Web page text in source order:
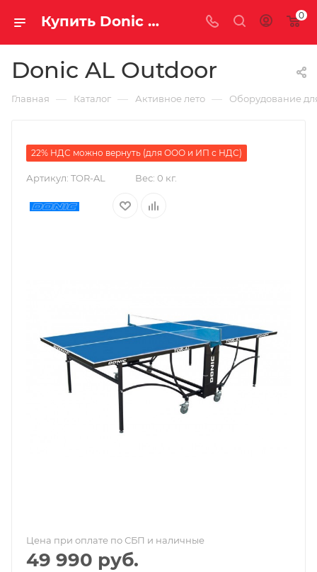
Купить Donic AL Outdoor за рублей, а со скидкой 49 990 руб. 0
Donic AL Outdoor
Главная — Каталог — Активное лето — Оборудование
22% НДС можно вернуть (для ООО и ИП с НДС)
Артикул: TOR-AL Вес: 0 кг.
Цена при оплате по СБП и наличные
49 990 руб.